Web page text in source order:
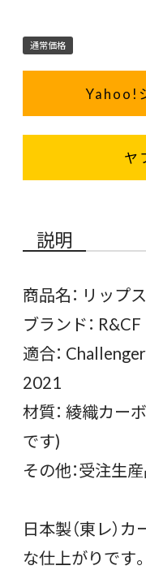
通常価格
Yahoo!
ヤ
説明
商品名： リップ
ブランド： R&CF
適合：
2021
材質： 綾織カー
です)
その他：受注生
日本製（東レ）
な仕上がりです。